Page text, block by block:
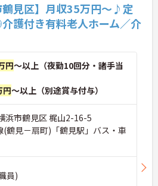
鶴見区】月収35万円～♪定
護付き有料老人ホーム／介
円～以上（夜勤10回分・諸手当
円～以上（別途賞与付与）
浜市鶴見区 梶山2-16-5
(鶴見－扇町)「鶴見駅」バス・車
員)